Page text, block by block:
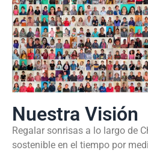
Nuestra Visión
Regalar sonrisas a lo largo de
sostenible en el tiempo por